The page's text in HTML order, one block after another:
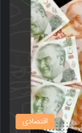
اقتصادی